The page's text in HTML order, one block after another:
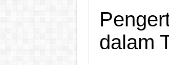
dalam